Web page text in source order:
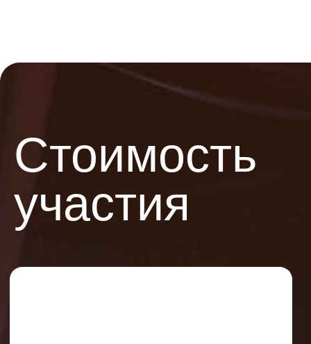
Организаторы продумывают
досконально мероприятие и отвечают
на Ваши вопросы - Ваш праздник в